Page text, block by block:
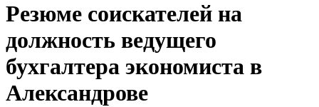
Резюме соискателей на
должность ведущего
бухгалтера экономиста в
Александрове